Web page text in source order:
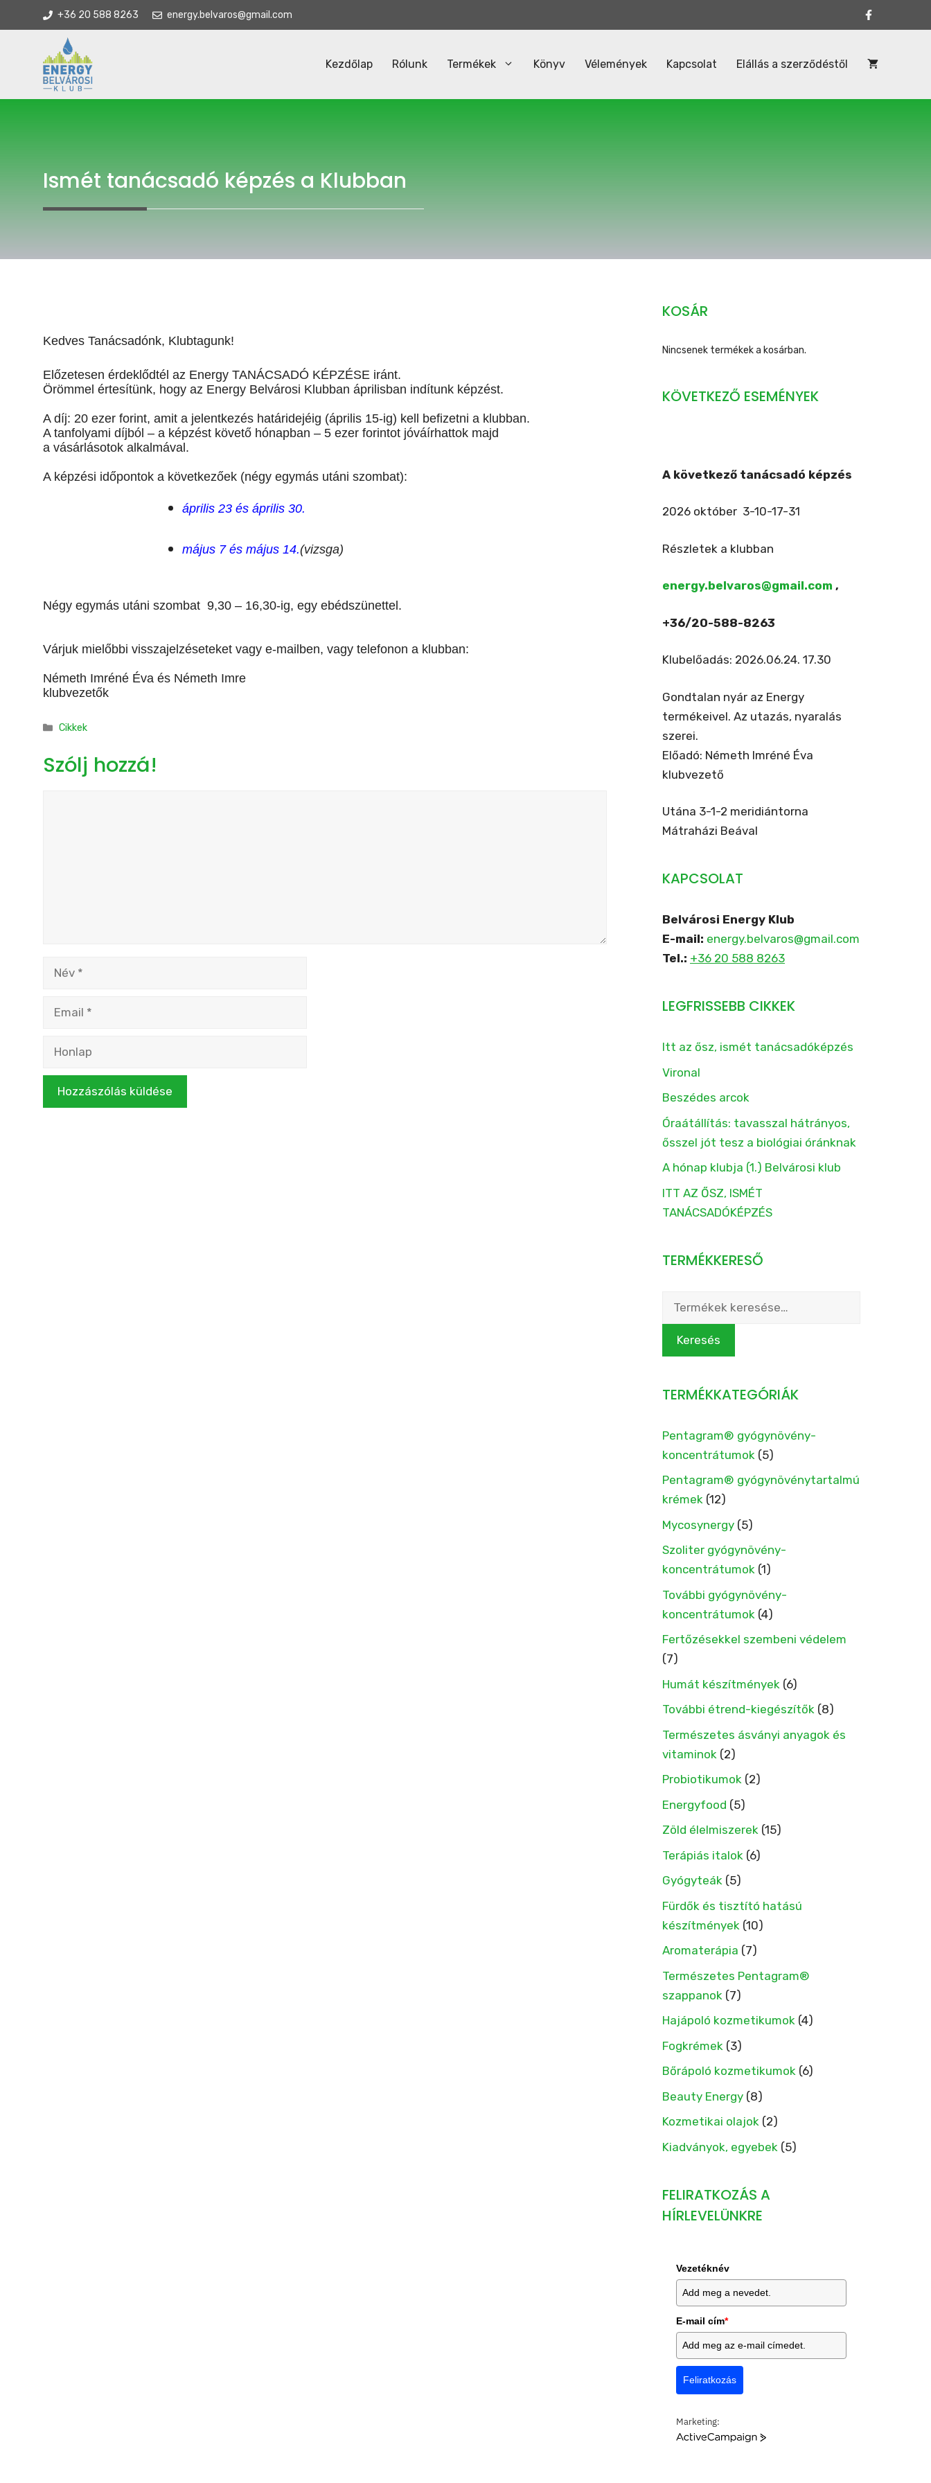
a
tartalomba
+36 20 588 8263 energy.belvaros@gmail.com
Kezdőlap Rólunk Termékek Könyv Vélemények Kapcsolat Elállás a szerződéstől
Ismét tanácsadó képzés a Klubban
Kedves Tanácsadónk, Klubtagunk!
Előzetesen érdeklődtél az Energy TANÁCSADÓ KÉPZÉSE iránt.
Örömmel értesítünk, hogy az Energy Belvárosi Klubban áprilisban indítunk képzést.
A díj: 20 ezer forint, amit a jelentkezés határidejéig (április 15-ig) kell befizetni a klubban.
A tanfolyami díjból – a képzést követő hónapban – 5 ezer forintot jóváírhattok majd
a vásárlásotok alkalmával.
A képzési időpontok a következőek (négy egymás utáni szombat):
április 23 és április 30.
május 7 és május 14.(vizsga)
Négy egymás utáni szombat 9,30 – 16,30-ig, egy ebédszünettel.
Várjuk mielőbbi visszajelzéseteket vagy e-mailben, vagy telefonon a klubban:
Németh Imréné Éva és Németh Imre
klubvezetők
Kategória
Cikkek
Szólj hozzá!
Név
Email
Honlap
KOSÁR
Nincsenek termékek a kosárban.
KÖVETKEZŐ ESEMÉNYEK
A következő tanácsadó képzés
2026 október 3-10-17-31
Részletek a klubban
energy.belvaros@gmail.com ,
+36/20-588-8263
Klubelőadás: 2026.06.24. 17.30
Gondtalan nyár az Energy
termékeivel. Az utazás, nyaralás
szerei.
Előadó: Németh Imréné Éva
klubvezető
Utána 3-1-2 meridiántorna
Mátraházi Beával
KAPCSOLAT
Belvárosi Energy Klub
E-mail: energy.belvaros@gmail.com
Tel.: +36 20 588 8263
LEGFRISSEBB CIKKEK
Itt az ősz, ismét tanácsadóképzés
Vironal
Beszédes arcok
Óraátállítás: tavasszal hátrányos,
ősszel jót tesz a biológiai óránknak
A hónap klubja (1.) Belvárosi klub
ITT AZ ŐSZ, ISMÉT
TANÁCSADÓKÉPZÉS
TERMÉKKERESŐ
Keresés
következőre:
Keresés
TERMÉKKATEGÓRIÁK
Pentagram® gyógynövény-
koncentrátumok (5)
Pentagram® gyógynövénytartalmú
krémek (12)
Mycosynergy (5)
Szoliter gyógynövény-
koncentrátumok (1)
További gyógynövény-
koncentrátumok (4)
Fertőzésekkel szembeni védelem
(7)
Humát készítmények (6)
További étrend-kiegészítők (8)
Természetes ásványi anyagok és
vitaminok (2)
Probiotikumok (2)
Energyfood (5)
Zöld élelmiszerek (15)
Terápiás italok (6)
Gyógyteák (5)
Fürdők és tisztító hatású
készítmények (10)
Aromaterápia (7)
Természetes Pentagram®
szappanok (7)
Hajápoló kozmetikumok (4)
Fogkrémek (3)
Bőrápoló kozmetikumok (6)
Beauty Energy (8)
Kozmetikai olajok (2)
Kiadványok, egyebek (5)
FELIRATKOZÁS A
HÍRLEVELÜNKRE
Vezetéknév
E-mail cím*
Feliratkozás
Marketing:
A